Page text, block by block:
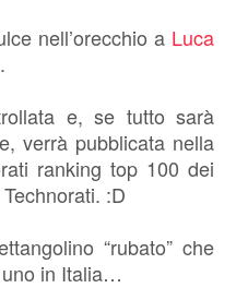
nell’orecchio a Luca
e, se tutto sarà
verrà pubblicata nella
ranking top 100 dei
:D
“rubato” che
in Italia…